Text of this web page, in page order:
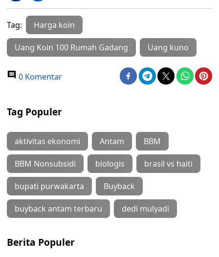
Tag: Harga koin
Uang Koin 100 Rumah Gadang Uang kuno
0 Komentar
Tag Populer
aktivitas ekonomi Antam BBM
BBM Nonsubsidi biologis brasil vs haiti
bupati purwakarta Buyback
buyback antam terbaru dedi mulyadi
Berita Populer